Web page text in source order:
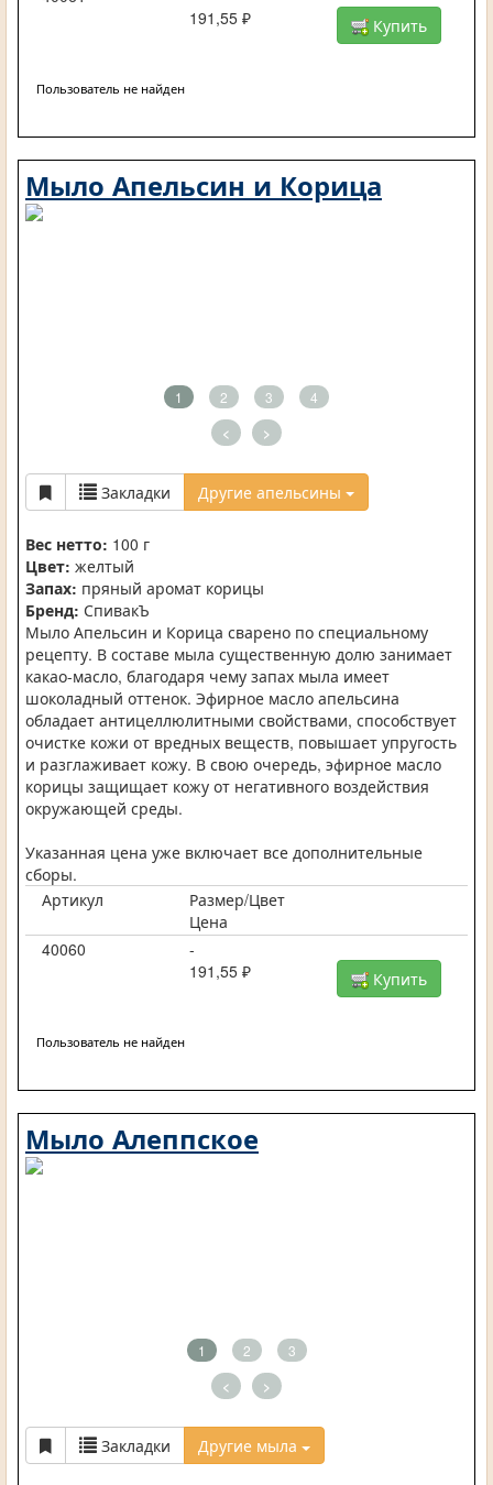
191,55 ₽
Купить
Пользователь не найден
Мыло Апельсин и Корица
1 2 3 4
< >
Закладки Другие апельсины
Вес нетто: 100 г
Цвет: желтый
Запах: пряный аромат корицы
Бренд: СпивакЪ
Мыло Апельсин и Корица сварено по специальному
рецепту. В составе мыла существенную долю занимает
какао-масло, благодаря чему запах мыла имеет
шоколадный оттенок. Эфирное масло апельсина
обладает антицеллюлитными свойствами, способствует
очистке кожи от вредных веществ, повышает упругость
и разглаживает кожу. В свою очередь, эфирное масло
корицы защищает кожу от негативного воздействия
окружающей среды.
Указанная цена уже включает все дополнительные
сборы.
Артикул
Размер/Цвет
Цена
40060
-
191,55 ₽
Купить
Пользователь не найден
Мыло Алеппское
1 2 3
< >
Закладки Другие мыла